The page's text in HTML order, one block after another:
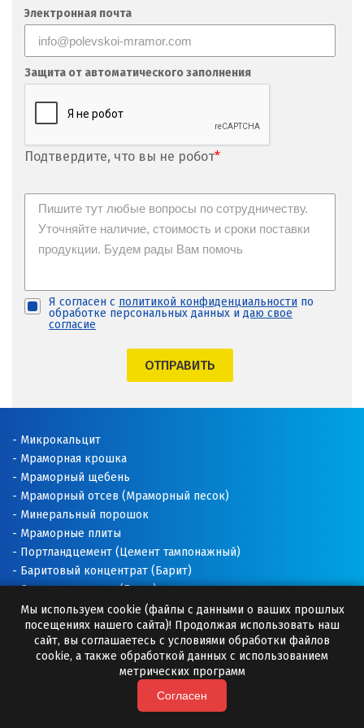
Х
Хабаровск
Ханты-Мансийск
Химки
Чебаркуль
Челябинск
Чехов
Чита
Электросталь
Ю
Югорск
Я
Ялуторовск
Ярославль
Электронная почта
Защита от автоматического заполнения
Подтвердите, что вы не робот*
Я согласен с политикой конфиденциальности по
обработке персональных данных и даю свое
согласие
ОТПРАВИТЬ
Микрокальцит
Мраморная крошка
Мраморный щебень
Мраморный отсев (Мраморный песок)
Минеральный порошок
Мраморные плиты
Портландцемент (Цемент тампонажный)
Баритовый концентрат (Барит)
Соль техническая (Галит)
Доломитовая мука
Известняковая мука
Добавки для буровых растворов
Буровые растворы
Премиксы (Минеральные добавки)
Мы используем cookie (файлы с данными о ваших прошлых
посещениях нашего сайта)! Продолжая использовать наш
сайт, вы соглашаетесь с условиями обработки файлов
cookie, а также обработкой данных с использованием
метрических программ
Согласен